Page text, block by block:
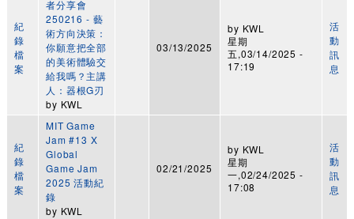
紀
錄
檔
案
者分享會
250216 - 藝
術方向決策：
你願意把全部
的美術體驗交
給我嗎？主講
人：器根G刃
by KWL
03/13/2025
by KWL
星期
五,03/14/2025 -
17:19
活
動
訊
息
紀
錄
檔
案
MIT Game
Jam #13 X
Global
Game Jam
2025 活動紀
錄
by KWL
02/21/2025
by KWL
星期
一,02/24/2025 -
17:08
活
動
訊
息